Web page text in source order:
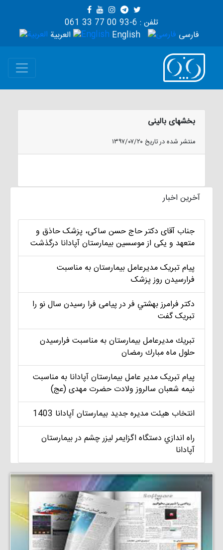
تلفن : 6-93 00 77 33 061
العربية
English فارسی
بخشهای بالینی
منتشر شده در تاریخ ۱۳۹۷/۰۷/۲۰
آخرین اخبار
جناب آقای دکتر حاج حسن ساکی، پزشک حاذق و
متعهد و یکی از موسسین بیمارستان آپادانا درگذشت
پیام تبریک مديرعامل بيمارستان به مناسبت
فرارسیدن روز پزشک
دکتر فرامرز بهشتي فر در پیامی فرا رسیدن سال نو را
تبریک گفت
تبريك مديرعامل بيمارستان به مناسبت فرارسيدن
حلول ماه مبارك رمضان
پیام تبریک مدير عامل بيمارستان آپادانا به مناسبت
نیمه شعبان سالروز ولادت حضرت مهدی (عج)
انتخاب هيئت مديره جديد بيمارستان آپادانا 1403
راه اندازي دستگاه اگزايمر ليزر چشم در بيمارستان
آپادانا